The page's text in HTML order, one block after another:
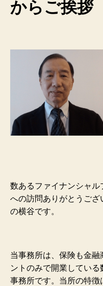
からご挨拶
数あるファイナンシャ
への訪問ありがとうご
の横谷です。
当事務所は、保険も金
ントのみで開業してい
事務所です。当所の特